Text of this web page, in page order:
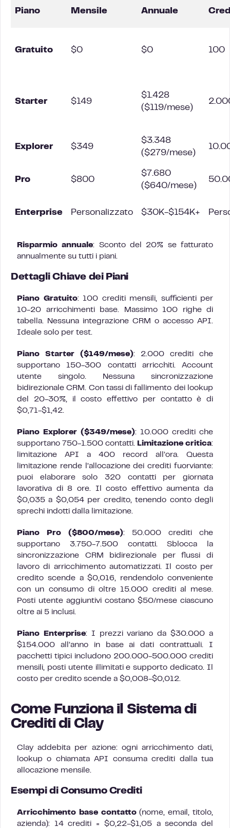
Piano Mensile Annuale
Gratuito $0 $0 100
Starter $149
$1.428
($119/mese)
Explorer $349
$3.348
($279/mese)
Pro $800
$7.680
($640/mese)
Enterprise Personalizzato $30K-$154K+
Risparmio annuale: Sconto del 20% se fatturato
annualmente su tutti i piani.
Dettagli Chiave dei Piani
Piano Gratuito: 100 crediti mensili, sufficienti per
10-20 arricchimenti base. Massimo 100 righe di
tabella. Nessuna integrazione CRM o accesso API.
Ideale solo per test.
Piano Starter ($149/mese): 2.000 crediti che
supportano 150-300 contatti arricchiti. Account
utente singolo. Nessuna sincronizzazione
bidirezionale CRM. Con tassi di fallimento dei lookup
del 20-30%, il costo effettivo per contatto è di
$0,71-$1,42.
Piano Explorer ($349/mese): 10.000 crediti che
supportano 750-1.500 contatti. Limitazione critica:
limitazione API a 400 record all’ora. Questa
limitazione rende l’allocazione dei crediti fuorviante:
puoi elaborare solo 320 contatti per giornata
lavorativa di 8 ore. Il costo effettivo aumenta da
$0,035 a $0,054 per credito, tenendo conto degli
sprechi indotti dalla limitazione.
Piano Pro ($800/mese): 50.000 crediti che
supportano 3.750-7.500 contatti. Sblocca la
sincronizzazione CRM bidirezionale per flussi di
lavoro di arricchimento automatizzati. Il costo per
credito scende a $0,016, rendendolo conveniente
con un consumo di oltre 15.000 crediti al mese.
Posti utente aggiuntivi costano $50/mese ciascuno
oltre ai 5 inclusi.
Piano Enterprise: I prezzi variano da $30.000 a
$154.000 all’anno in base ai dati contrattuali. I
pacchetti tipici includono 200.000-500.000 crediti
mensili, posti utente illimitati e supporto dedicato. Il
costo per credito scende a $0,008-$0,012.
Come Funziona il Sistema di
Crediti di Clay
Clay addebita per azione: ogni arricchimento dati,
lookup o chiamata API consuma crediti dalla tua
allocazione mensile.
Esempi di Consumo Crediti
Arricchimento base contatto(nome, email, titolo,
azienda): 14 crediti = $0,22-$1,05 a seconda del